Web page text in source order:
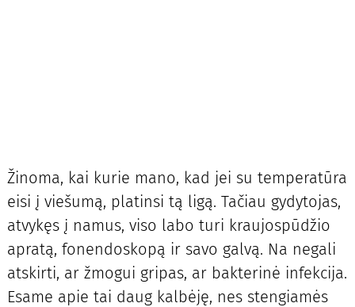
Žinoma, kai kurie mano, kad jei su temperatūra
eisi į viešumą, platinsi tą ligą. Tačiau gydytojas,
atvykęs į namus, viso labo turi kraujospūdžio
apratą, fonendoskopą ir savo galvą. Na negali
atskirti, ar žmogui gripas, ar bakterinė infekcija.
Esame apie tai daug kalbėję, nes stengiamės